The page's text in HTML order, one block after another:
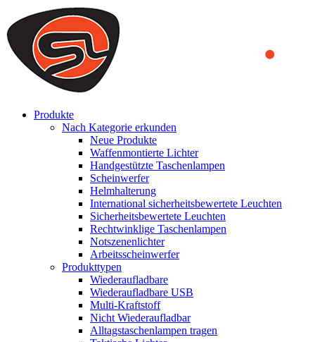
We use cookies to ensure that we provide you the best experience
on our website. By continuing to browse this website, you accept
that cookies are used to help us analyze how the website is used and
to offer you a better experience. To learn more or to find out how
you can disable cookies, you can access our
Produkte
Nach Kategorie erkunden
Neue Produkte
Waffenmontierte Lichter
Handgestützte Taschenlampen
Scheinwerfer
Helmhalterung
International sicherheitsbewertete Leuchten
Sicherheitsbewertete Leuchten
Rechtwinklige Taschenlampen
Notszenenlichter
Arbeitsscheinwerfer
Produkttypen
Wiederaufladbare
Wiederaufladbare USB
Multi-Kraftstoff
Nicht Wiederaufladbar
Alltagstaschenlampen tragen